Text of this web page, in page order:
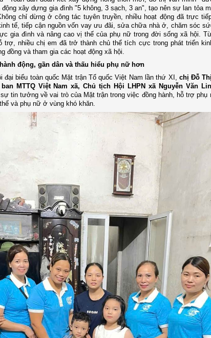
xây dựng gia đình "5 không, 3 sạch, 3 an", tạo nên sự lan tỏa
chỉ dừng ở công tác tuyên truyền, nhiều hoạt động đã trực
tế, tiếp cận nguồn vốn vay ưu đãi, sửa chữa nhà ở, chăm sóc
gia đình và nâng cao vị thế của phụ nữ trong đời sống xã hội.
trợ, nhiều chị em đã trở thành chủ thể tích cực trong phát triển
đồng và tham gia các hoạt động xã hội.
động, gần dân và thấu hiểu phụ nữ hơn
đại biểu toàn quốc Mặt trận Tổ quốc Việt Nam lần thứ XI, chị Đỗ
MTTQ Việt Nam xã, Chủ tịch Hội LHPN xã Nguyễn Văn
tin tưởng về vai trò của Mặt trận trong việc đồng hành, hỗ trợ phụ
và phụ nữ ở vùng khó khăn.